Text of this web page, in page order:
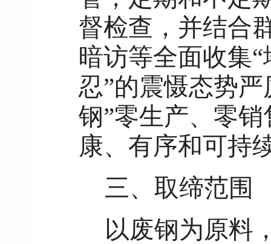
督检查，并结合
暗访等全面收集
忍”的震慑态势
钢”零生产、零
康、有序和可持
三、取缔范围
以废钢为原料